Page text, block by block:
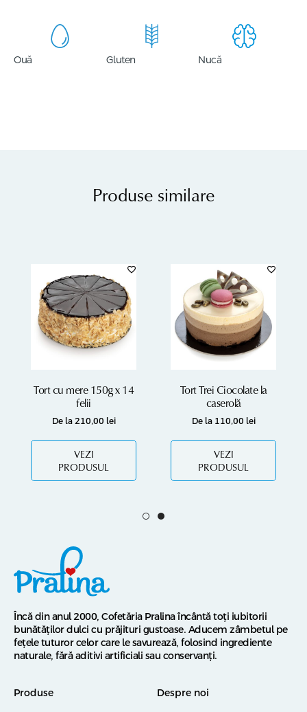
Ouă Gluten Nucă
Produse similare
Tort cu mere 150g x 14
felii
De la 210,00 lei
VEZI
PRODUSUL
Tort Trei Ciocolate la
caserolă
De la 110,00 lei
VEZI
PRODUSUL
Încă din anul 2000, Cofetăria Pralina încântă toți iubitorii
bunătăților dulci cu prăjituri gustoase. Aducem zâmbetul pe
fețele tuturor celor care le savurează, folosind ingrediente
naturale, fără aditivi artificiali sau conservanți.
Produse Despre noi